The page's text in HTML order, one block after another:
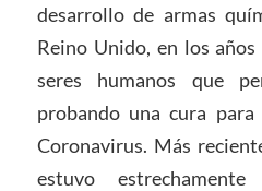
desarrollo de armas
Reino Unido, en los
seres humanos que
probando una cura
Coronavirus. Más
estuvo